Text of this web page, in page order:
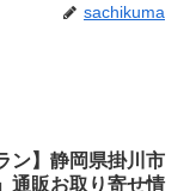
sachikuma
ン】静岡県掛川市
通販お取り寄せ情